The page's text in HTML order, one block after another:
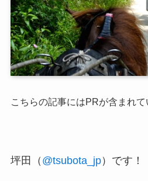
こちらの記事にはPRが含まれて
坪田（ @tsubota_jp）です！